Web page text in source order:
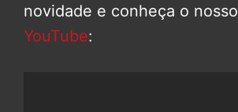
novidade e conheça o nosso
YouTube: